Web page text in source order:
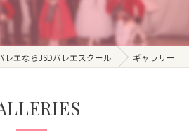
レエならJSDバレエスクール ギャラリー